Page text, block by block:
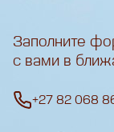
Заполните
с вами в
+27 82 068